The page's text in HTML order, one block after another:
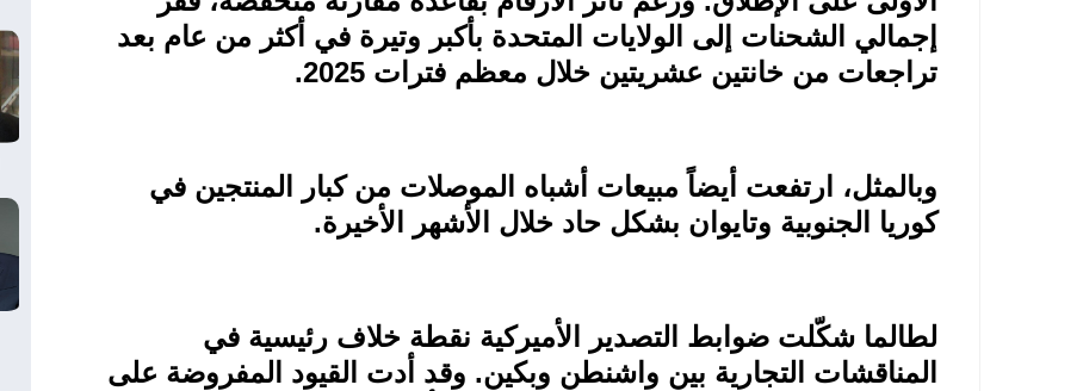
إجمالي الشحنات إلى الولايات المتحدة بأكبر وتيرة في أكثر من عام بعد
تراجعات من خانتين عشريتين خلال معظم فترات 2025
.
وبالمثل، ارتفعت أيضاً مبيعات أشباه الموصلات من كبار المنتجين في
كوريا الجنوبية وتايوان بشكل حاد خلال الأشهر الأخيرة.
لطالما شكّلت ضوابط التصدير الأميركية نقطة خلاف رئيسية في
المناقشات التجارية بين واشنطن وبكين. وقد أدت القيود المفروضة على